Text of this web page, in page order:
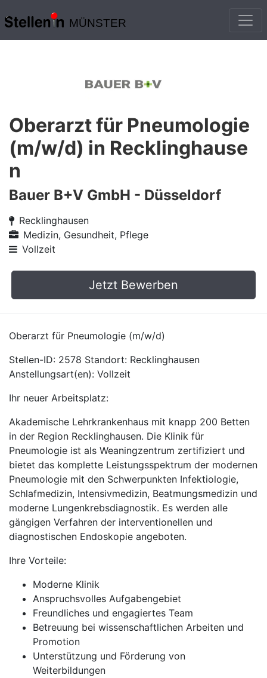
MÜNSTER
Oberarzt für Pneumologie
(m/w/d) in Recklinghause
n
Bauer B+V GmbH - Düsseldorf
Recklinghausen
Medizin, Gesundheit, Pflege
Vollzeit
Jetzt Bewerben
Oberarzt für Pneumologie (m/w/d)
Stellen-ID: 2578 Standort: Recklinghausen
Anstellungsart(en): Vollzeit
Ihr neuer Arbeitsplatz:
Akademische Lehrkrankenhaus mit knapp 200 Betten
in der Region Recklinghausen. Die Klinik für
Pneumologie ist als Weaningzentrum zertifiziert und
bietet das komplette Leistungsspektrum der modernen
Pneumologie mit den Schwerpunkten Infektiologie,
Schlafmedizin, Intensivmedizin, Beatmungsmedizin und
moderne Lungenkrebsdiagnostik. Es werden alle
gängigen Verfahren der interventionellen und
diagnostischen Endoskopie angeboten.
Ihre Vorteile:
Moderne Klinik
Anspruchsvolles Aufgabengebiet
Freundliches und engagiertes Team
Betreuung bei wissenschaftlichen Arbeiten und
Promotion
Unterstützung und Förderung von
Weiterbildungen